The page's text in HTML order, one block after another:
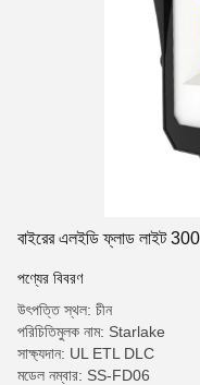
বাইরের এলইডি ফ্লাড লাইট
পণ্যের বিবরণ
উৎপত্তি স্থল: চীন
পরিচিতিমুলক নাম: Starlake
সাক্ষ্যদান: UL ETL DLC
মডেল নম্বার: SS-FD06